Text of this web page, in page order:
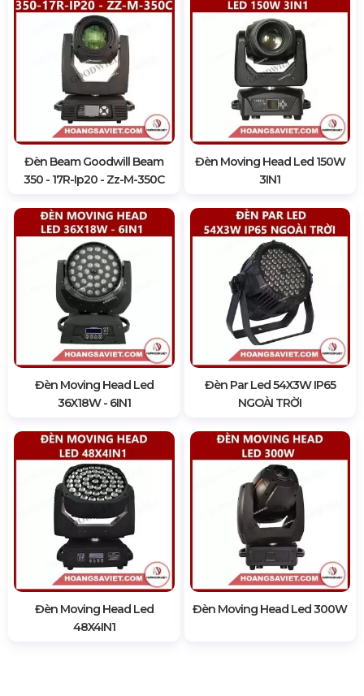
Đèn Beam Goodwill Beam
350 - 17R-Ip20 - Zz-M-350C
Đèn Moving Head Led 150W
3IN1
Đèn Moving Head Led
36X18W - 6IN1
Đèn Par Led 54X3W IP65
NGOÀI TRỜI
Đèn Moving Head Led
48X4IN1
Đèn Moving Head Led 300W